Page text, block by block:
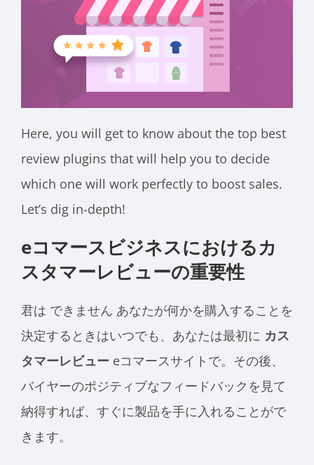
Here, you will get to know about the top best
review plugins that will help you to decide
which one will work perfectly to boost sales.
Let’s dig in-depth!
eコマースビジネスにおけるカ
スタマーレビューの重要性
君は できません あなたが何かを購入することを
決定するときはいつでも、あなたは最初に カス
タマーレビュー eコマースサイトで。その後、
バイヤーのポジティブなフィードバックを見て
納得すれば、すぐに製品を手に入れることがで
きます。